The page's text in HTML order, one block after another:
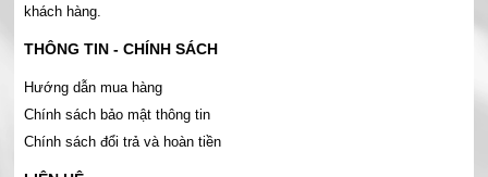
khách hàng.
THÔNG TIN - CHÍNH SÁCH
Hướng dẫn mua hàng
Chính sách bảo mật thông tin
Chính sách đổi trả và hoàn tiền